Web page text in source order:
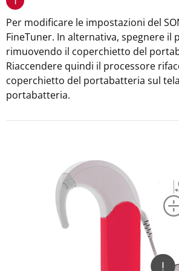
Per modificare le impostazioni del
FineTuner. In alternativa, spegnere il
rimuovendo il coperchietto del
Riaccendere quindi il processore
coperchietto del portabatteria sul
portabatteria.